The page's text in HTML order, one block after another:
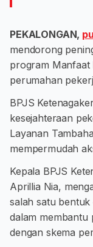
PEKALONGAN,
mendorong
program Manfaat
perumahan
BPJS
kesejahteraan
Layanan
mempermudah
Kepala BPJS
Aprillia Nia,
salah satu bentuk
dalam membantu
dengan skema